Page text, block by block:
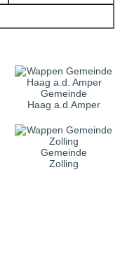
Gemeinde
Haag a.d.Amper
Gemeinde
Zolling